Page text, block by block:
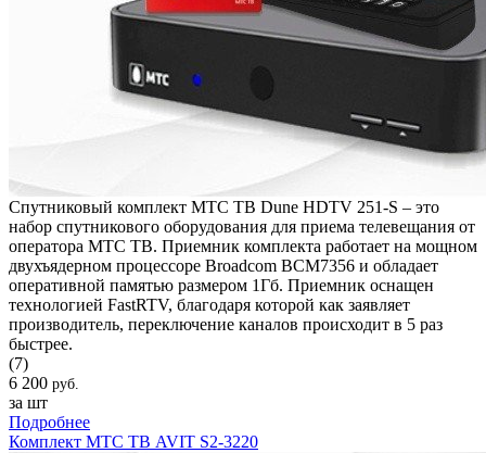
Спутниковый комплект МТС ТВ Dune HDTV 251-S – это
набор спутникового оборудования для приема телевещания от
оператора МТС ТВ. Приемник комплекта работает на мощном
двухъядерном процессоре Broadcom BCM7356 и обладает
оперативной памятью размером 1Гб. Приемник оснащен
технологией FastRTV, благодаря которой как заявляет
производитель, переключение каналов происходит в 5 раз
быстрее.
(7)
6 200 руб.
за шт
Подробнее
Комплект МТС ТВ AVIT S2-3220